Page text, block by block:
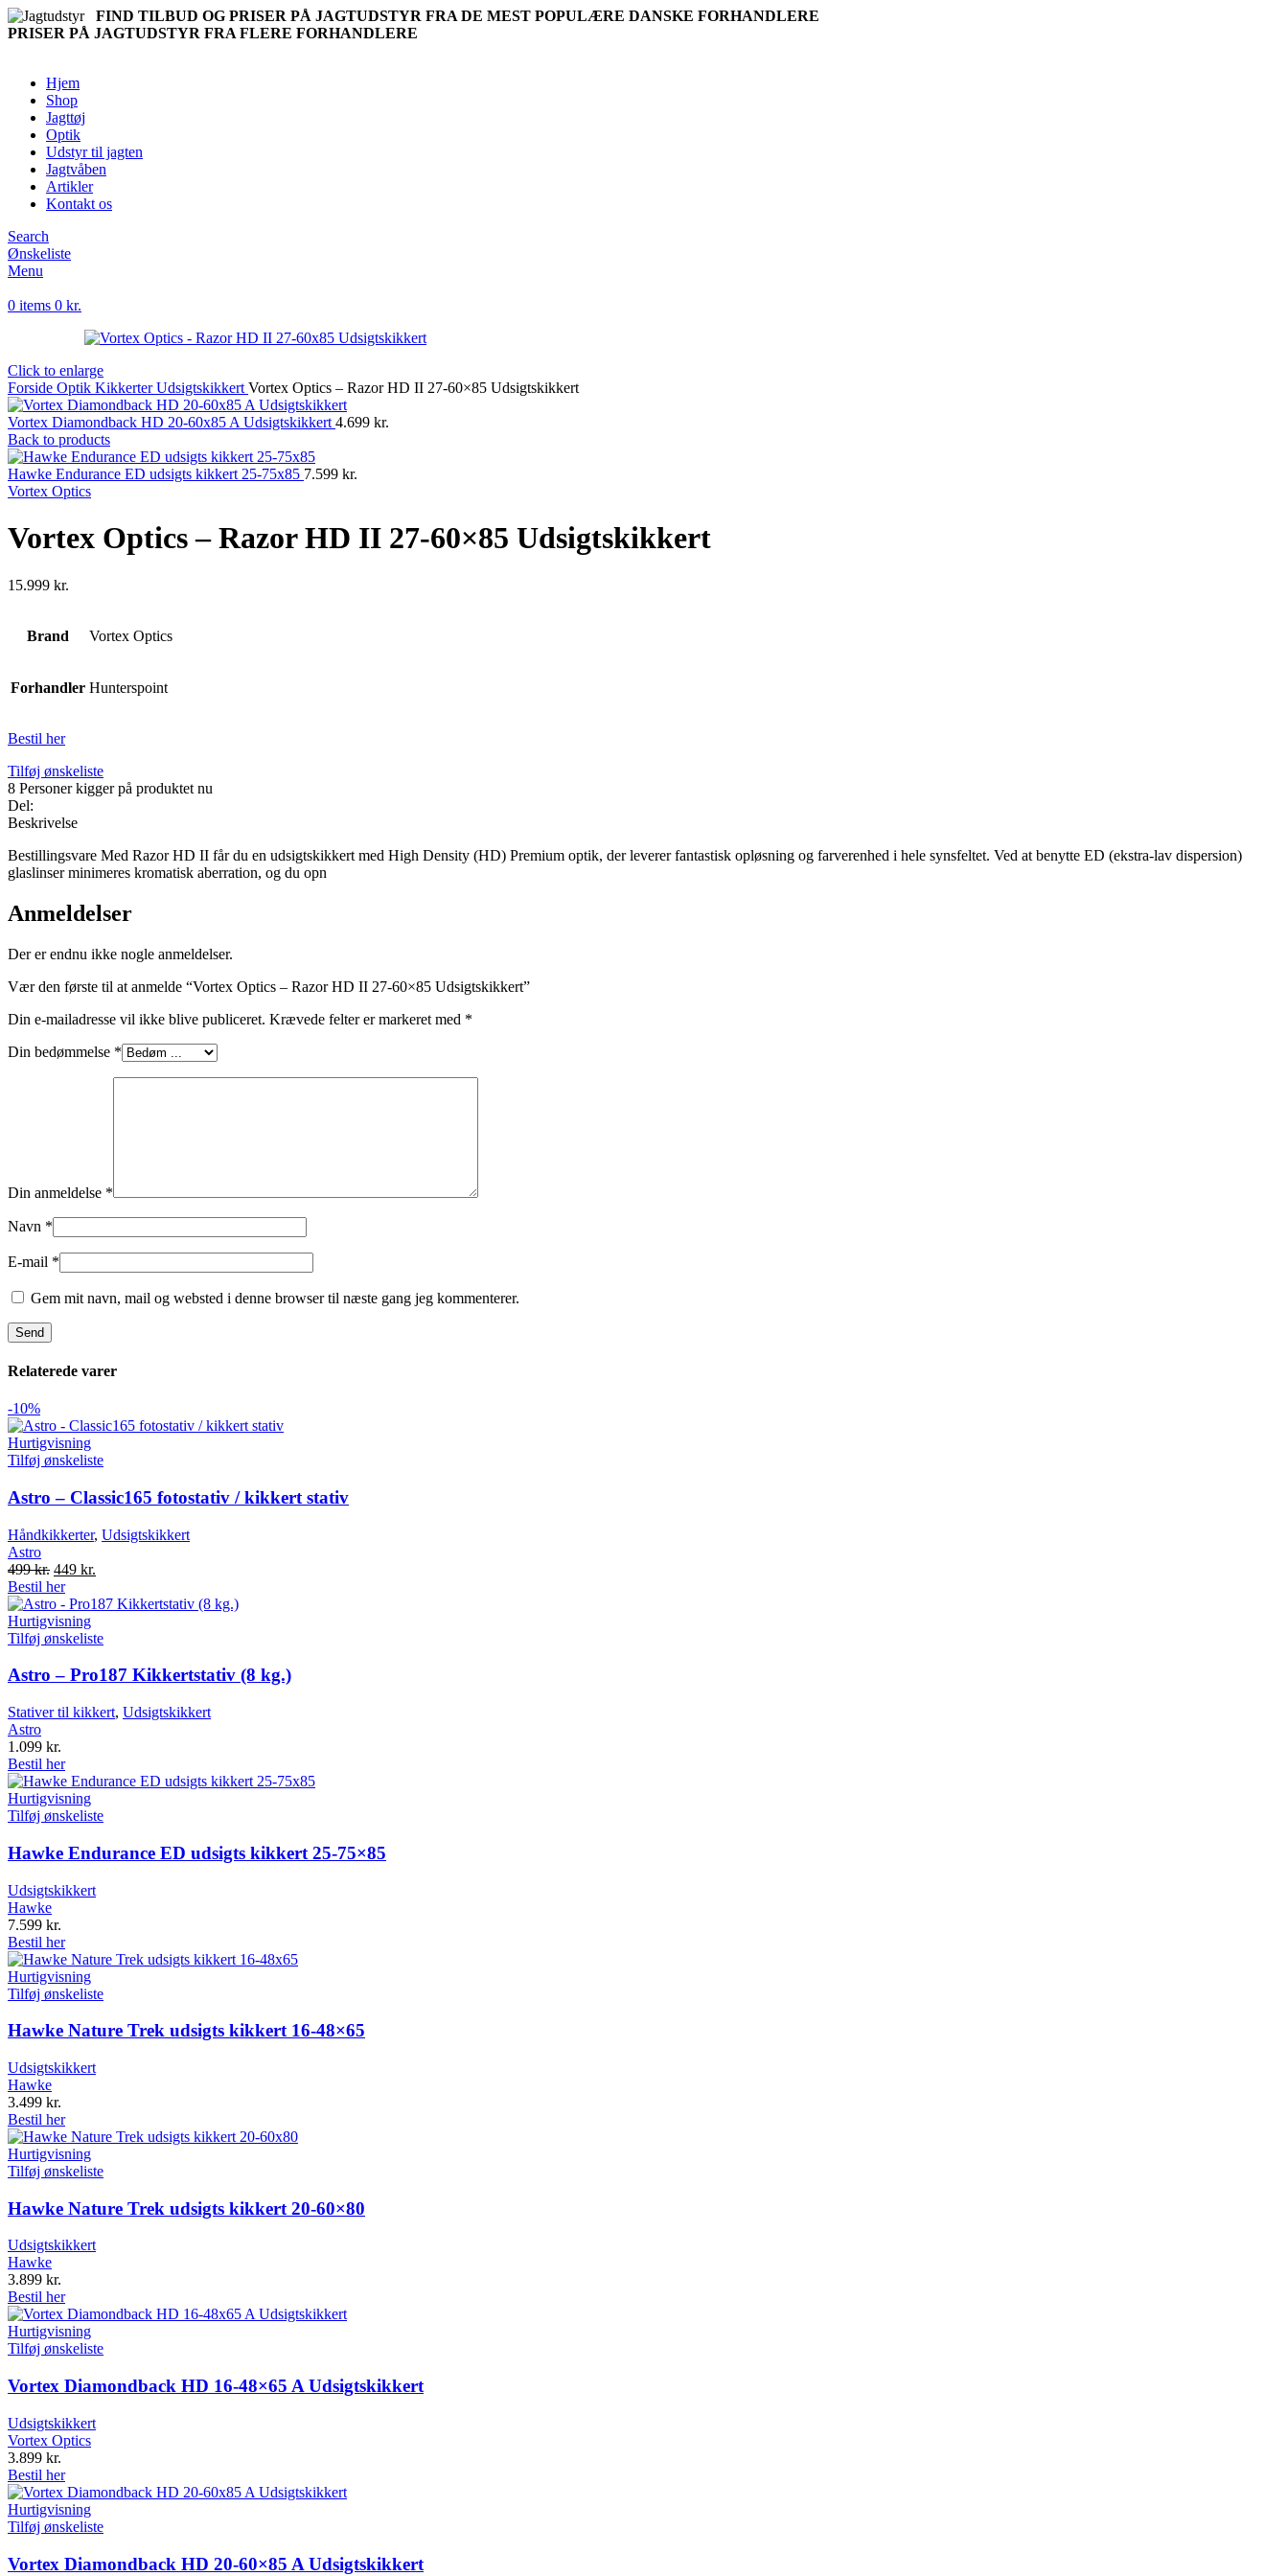
FIND TILBUD OG PRISER PÅ JAGTUDSTYR FRA DE MEST POPULÆRE DANSKE FORHANDLERE
PRISER PÅ JAGTUDSTYR FRA FLERE FORHANDLERE
Hjem
Shop
Jagttøj
Optik
Udstyr til jagten
Jagtvåben
Artikler
Kontakt os
Search
Ønskeliste
Menu
0 items 0 kr.
Click to enlarge
Forside Optik KikkerterUdsigtskikkert Vortex Optics – Razor HD II 27-60×85 Udsigtskikkert
Vortex Diamondback HD 20-60x85 A Udsigtskikkert 4.699 kr.
Back to products
Hawke Endurance ED udsigts kikkert 25-75x85 7.599 kr.
Vortex Optics
Vortex Optics – Razor HD II 27-60×85 Udsigtskikkert
15.999 kr.
Brand Vortex Optics
Forhandler Hunterspoint
Bestil her
Tilføj ønskeliste
8 Personer kigger på produktet nu
Del:
Beskrivelse
Bestillingsvare Med Razor HD II får du en udsigtskikkert med High Density (HD) Premium optik, der leverer fantastisk opløsning og farverenhed i hele synsfeltet. Ved at benytte ED (ekstra-lav dispersion)
glaslinser minimeres kromatisk aberration, og du opn
Anmeldelser
Der er endnu ikke nogle anmeldelser.
Vær den første til at anmelde “Vortex Optics – Razor HD II 27-60×85 Udsigtskikkert”
Din e-mailadresse vil ikke blive publiceret. Krævede felter er markeret med *
Din bedømmelse *
Din anmeldelse *
Navn *
E-mail *
Gem mit navn, mail og websted i denne browser til næste gang jeg kommenterer.
Relaterede varer
-10%
Hurtigvisning
Tilføj ønskeliste
Astro – Classic165 fotostativ / kikkert stativ
Håndkikkerter, Udsigtskikkert
Astro
499kr. Original
price
was:
499 kr..
449 kr.
is:
Bestil her
Hurtigvisning
Tilføj ønskeliste
Astro – Pro187 Kikkertstativ (8 kg.)
Stativer til kikkert, Udsigtskikkert
Astro
1.099 kr.
Bestil her
Hurtigvisning
Tilføj ønskeliste
Hawke Endurance ED udsigts kikkert 25-75×85
Udsigtskikkert
Hawke
7.599 kr.
Bestil her
Hurtigvisning
Tilføj ønskeliste
Hawke Nature Trek udsigts kikkert 16-48×65
Udsigtskikkert
Hawke
3.499 kr.
Bestil her
Hurtigvisning
Tilføj ønskeliste
Hawke Nature Trek udsigts kikkert 20-60×80
Udsigtskikkert
Hawke
3.899 kr.
Bestil her
Hurtigvisning
Tilføj ønskeliste
Vortex Diamondback HD 16-48×65 A Udsigtskikkert
Udsigtskikkert
Vortex Optics
3.899 kr.
Bestil her
Hurtigvisning
Tilføj ønskeliste
Vortex Diamondback HD 20-60×85 A Udsigtskikkert